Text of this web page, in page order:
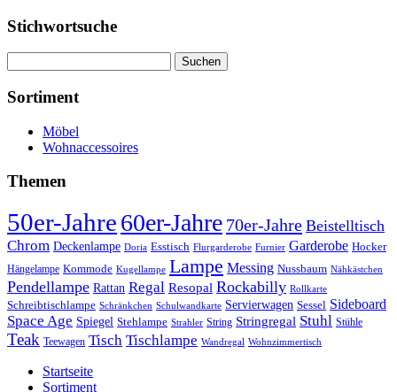
Stichwortsuche
nach:
Sortiment
Möbel
Wohnaccessoires
Themen
50er-Jahre60er-Jahre 70er-Jahre Beistelltisch
Chrom Deckenlampe Doria Esstisch Flurgarderobe Furnier Garderobe Hocker
Hängelampe Kommode Kugellampe Lampe Messing Nussbaum Nähkästchen
Pendellampe Rattan Regal Resopal Rockabilly Rollkarte
Schreibtischlampe Schränkchen Schulwandkarte Servierwagen Sessel Sideboard
Space Age Spiegel Stehlampe Strahler String Stringregal Stuhl Stühle
Teak Teewagen Tisch Tischlampe Wandregal Wohnzimmertisch
Startseite
Sortiment